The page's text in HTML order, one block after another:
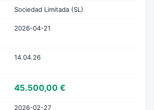
Sociedad Limitada (SL)
2026-04-21
14.04.26
45.500,00 €
2026-02-27